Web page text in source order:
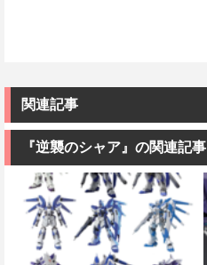
関連記事
『逆襲のシャア』の関連記事